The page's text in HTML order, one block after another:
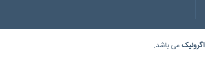
اگرونیکمی باشد.